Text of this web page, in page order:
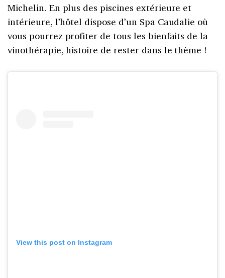
Michelin. En plus des piscines extérieure et
intérieure, l’hôtel dispose d’un Spa Caudalie où
vous pourrez profiter de tous les bienfaits de la
vinothérapie, histoire de rester dans le thème !
View this post on Instagram